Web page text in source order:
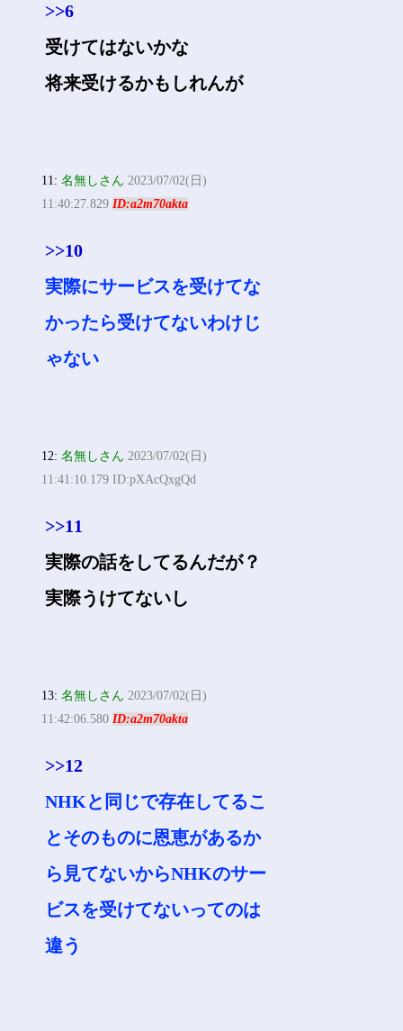
>>6
受けてはないかな
将来受けるかもしれんが
11:名無しさん 2023/07/02(日)
11:40:27.829ID:a2m70akta
>>10
実際にサービスを受けてな
かったら受けてないわけじ
ゃない
12:名無しさん 2023/07/02(日)
11:41:10.179 ID:pXAcQxgQd
>>11
実際の話をしてるんだが？
実際うけてないし
13:名無しさん 2023/07/02(日)
11:42:06.580ID:a2m70akta
>>12
NHKと同じで存在してるこ
とそのものに恩恵があるか
ら見てないからNHKのサー
ビスを受けてないってのは
違う